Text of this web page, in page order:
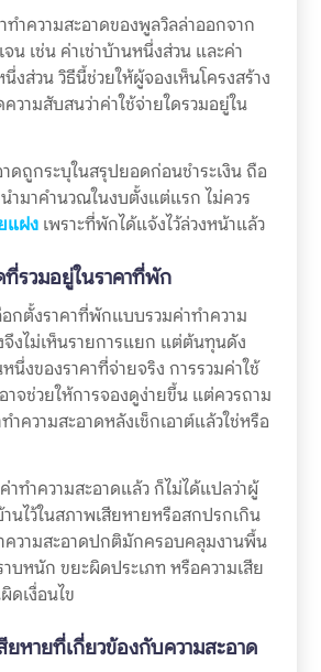
ำความสะอาดของพูลวิลล่าออกจาก
น เช่น ค่าเช่าบ้านหนึ่งส่วน และค่า
งส่วน วิธีนี้ช่วยให้ผู้จองเห็นโครงสร้าง
วามสับสนว่าค่าใช้จ่ายใดรวมอยู่ใน
ดถูกระบุในสรุปยอดก่อนชำระเงิน ถือ
ำมาคำนวณในงบตั้งแต่แรก ไม่ควร
แฝงเพราะที่พักได้แจ้งไว้ล่วงหน้าแล้ว
ที่รวมอยู่ในราคาที่พัก
กตั้งราคาที่พักแบบรวมค่าทำความ
จึงไม่เห็นรายการแยก แต่ต้นทุนดัง
นึ่งของราคาที่จ่ายจริง การรวมค่าใช้
าจช่วยให้การจองดูง่ายขึ้น แต่ควรถาม
ำความสะอาดหลังเช็กเอาต์แล้วใช่หรือ
ทำความสะอาดแล้ว ก็ไม่ได้แปลว่าผู้
นไว้ในสภาพเสียหายหรือสกปรกเกิน
ความสะอาดปกติมักครอบคลุมงานพื้น
บหนัก ขยะผิดประเภท หรือความเสีย
ดเงื่อนไข
ยหายที่เกี่ยวข้องกับความสะอาด